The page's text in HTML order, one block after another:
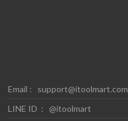
Email : support@itoolmart.com
LINE ID : @itoolmart